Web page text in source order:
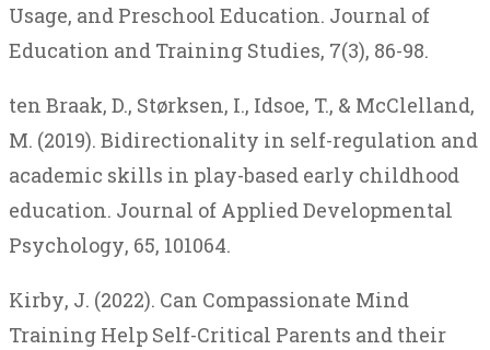
Usage, and Preschool Education. Journal of
Education and Training Studies, 7(3), 86-98
ten Braak, D., Størksen, I., Idsoe, T., & McClelland,
M. (2019). Bidirectionality in self-regulation and
academic skills in play-based early childhood
education. Journal of AppliedDevelopmental
Psychology, 65, 101064
Kirby, J. (2022). Can Compassionate Mind
Training Help Self-Critical Parents and their